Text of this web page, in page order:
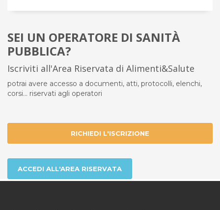
SEI UN OPERATORE DI SANITÀ
PUBBLICA?
Iscriviti all'Area Riservata di Alimenti&Salute
potrai avere accesso a documenti, atti, protocolli, elenchi,
corsi... riservati agli operatori
RICHIEDI L'ISCRIZIONE
ACCEDI ALL'AREA RISERVATA